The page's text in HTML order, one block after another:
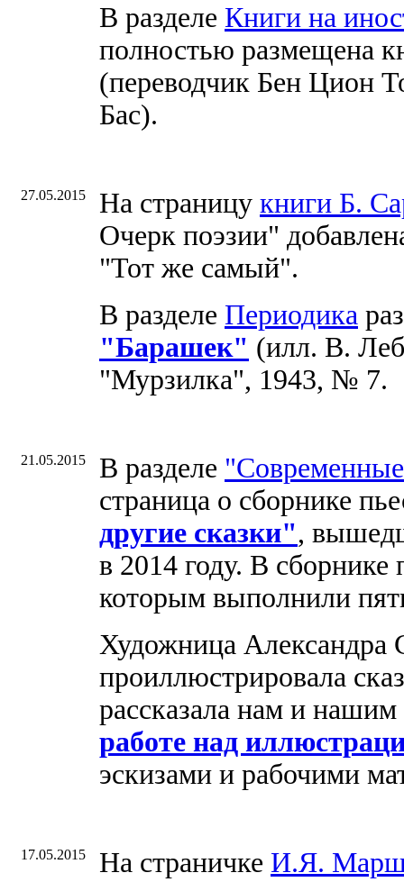
В разделе Книги на
полностью размещена
(переводчик Бен Цион
Бас).
27.05.2015 На страницу книги Б.
Очерк поэзии"
"Тот же самый".
В разделе Периодика
"Барашек" (илл. В.
"Мурзилка", 1943, № 7.
21.05.2015 В разделе
страница о сборнике
другие сказки",
в 2014 году. В сборнике
которым выполнили
Художница Александра
проиллюстрировала
рассказала нам и
работе над
эскизами и рабочими
17.05.2015 На страничке И.Я.